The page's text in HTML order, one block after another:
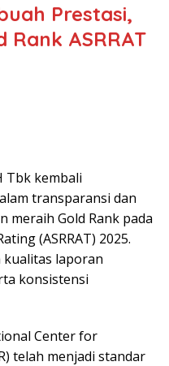
Prestasi,
Rank ASRRAT
Tbk kembali
transparansi dan
meraih Gold Rank pada
(ASRRAT) 2025.
kualitas laporan
konsistensi
Center for
telah menjadi standar